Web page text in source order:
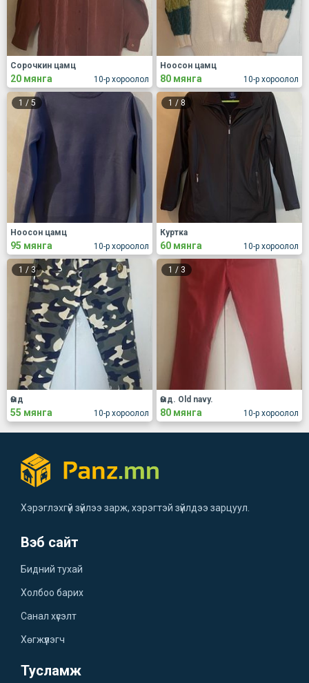
10-р хороолол
Сорочкин цамц
20 мянга 10-р хороолол
Ноосон цамц
80 мянга
1 / 5
10-р хороолол
Ноосон цамц
95 мянга
1 / 8
10-р хороолол
Куртка
60 мянга
1 / 3
10-р хороолол
Өмд
55 мянга
1 / 3
10-р хороолол
Өмд. Old navy.
80 мянга
Хэрэглэхгүй зүйлээ зарж, хэрэгтэй зүйлдээ зарцуул.
Вэб сайт
Бидний тухай
Холбоо барих
Санал хүсэлт
Хөгжүүлэгч
Тусламж